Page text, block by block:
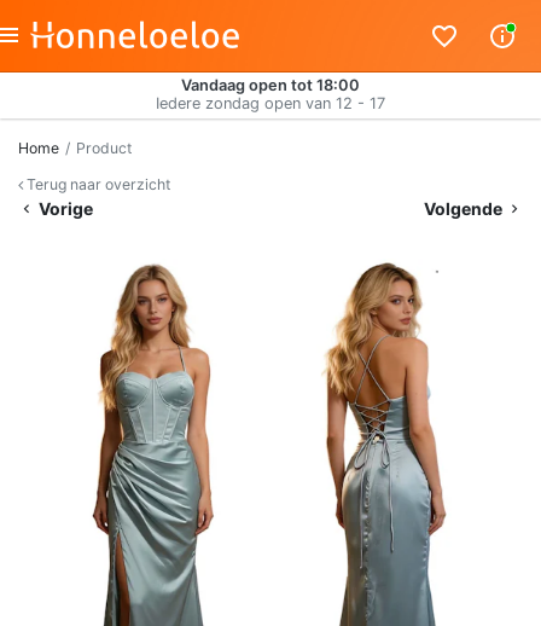
Vandaag open tot 18:00
Iedere zondag open van 12 - 17
Home
Product
Terug naar overzicht
Vorige Volgende